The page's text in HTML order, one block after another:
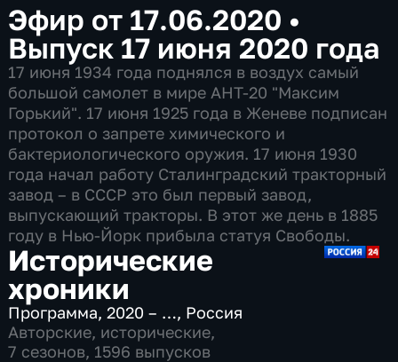
Эфир от 17.06.2020 •
Выпуск 17 июня 2020 года
17 июня 1934 года поднялся в воздух самый
большой самолет в мире АНТ-20 "Максим
Горький". 17 июня 1925 года в Женеве подписан
протокол о запрете химического и
бактериологического оружия. 17 июня 1930
года начал работу Сталинградский тракторный
завод – в СССР это был первый завод,
выпускающий тракторы. В этот же день в 1885
году в Нью-Йорк прибыла статуя Свободы.
Исторические
хроники
Программа,2020 – …, Россия
Авторские, исторические,
7 сезонов, 1596 выпусков